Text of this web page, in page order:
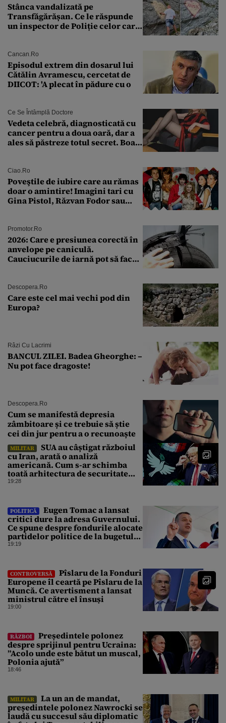
Stânca vandalizată pe
Transfăgărășan. Ce le răspunde
un inspector de Poliție celor care
Cancan.ro
Episodul extrem din dosarul lui
Cătălin Avramescu, cercetat de
DIICOT: 'A plecat în pădure cu o
Ce Se Întâmplă Doctore
Vedeta celebră, diagnosticată cu
cancer pentru a doua oară, dar a
ales să păstreze totul secret. Boala
Ciao.ro
Poveştile de iubire care au rămas
doar o amintire! Imagini tari cu
Gina Pistol, Răzvan Fodor sau
Promotor.ro
2026: Care e presiunea corectă în
anvelope pe caniculă.
Cauciucurile de iarnă pot să facă
Descopera.ro
Care este cel mai vechi pod din
Europa?
Râzi Cu Lacrimi
BANCUL ZILEI. Badea Gheorghe: –
Nu pot face dragoste!
Descopera.ro
Cum se manifestă depresia
zâmbitoare și ce trebuie să știe
cei din jur pentru a o recunoaște
MILITAR
SUA au câștigat războiul
cu Iran, arată o analiză
americană. Cum s-ar schimba
toată arhitectura de securitate
din Orientul Mijlociu
19:28
POLITICĂ
Eugen Tomac a lansat
critici dure la adresa Guvernului.
Ce spune despre fondurile alocate
partidelor politice de la bugetul
de stat
19:19
CONTROVERSĂ
Pîslaru de la Fonduri
Europene îl ceartă pe Pîslaru de la
Muncă. Ce avertisment a lansat
ministrul către el însuși
19:00
RĂZBOI
Președintele polonez
despre sprijinul pentru Ucraina:
”Acolo unde este bătut un muscal,
Polonia ajută”
18:46
MILITAR
La un an de mandat,
președintele polonez Nawrocki se
laudă cu succesul său diplomatic